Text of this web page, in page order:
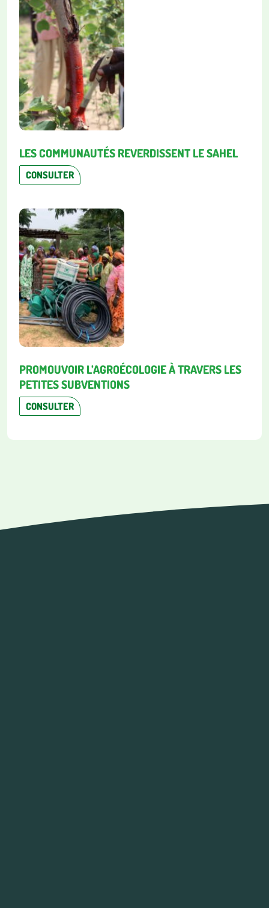
LES COMMUNAUTÉS REVERDISSENT LE SAHEL
CONSULTER
PROMOUVOIR L’AGROÉCOLOGIE À TRAVERS LES
PETITES SUBVENTIONS
CONSULTER